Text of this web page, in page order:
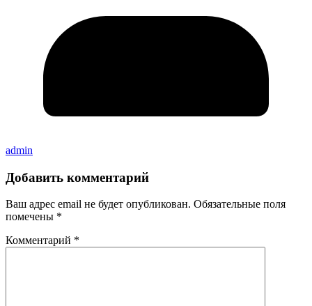
admin
Добавить комментарий
Ваш адрес email не будет опубликован. Обязательные поля
помечены *
Комментарий *